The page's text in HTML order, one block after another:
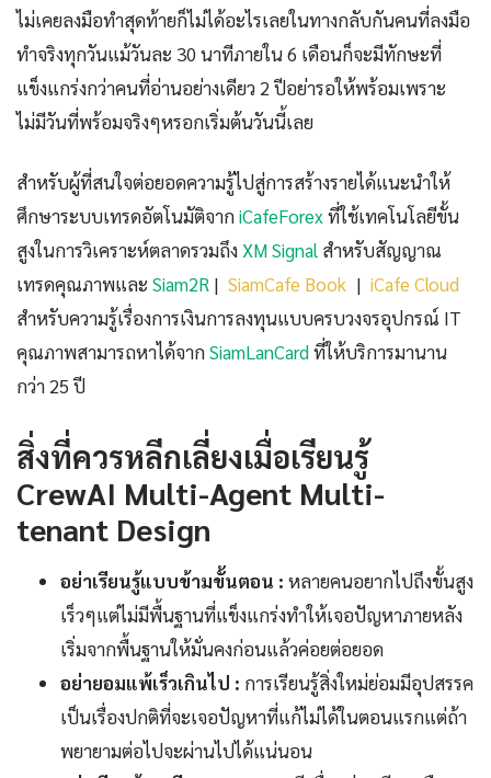
ไม่เคยลงมือทำสุดท้ายก็ไม่ได้อะไรเลยในทางกลับกันคนที่ลงมือ
ทำจริงทุกวันแม้วันละ 30 นาทีภายใน 6 เดือนก็จะมีทักษะที่
แข็งแกร่งกว่าคนที่อ่านอย่างเดียว 2 ปีอย่ารอให้พร้อมเพราะ
ไม่มีวันที่พร้อมจริงๆหรอกเริ่มต้นวันนี้เลย
สำหรับผู้ที่สนใจต่อยอดความรู้ไปสู่การสร้างรายได้แนะนำให้
ศึกษาระบบเทรดอัตโนมัติจากiCafeForex ที่ใช้เทคโนโลยีขั้น
สูงในการวิเคราะห์ตลาดรวมถึง XM Signal สำหรับสัญญาณ
เทรดคุณภาพและ Siam2R | SiamCafe Book | iCafe Cloud
สำหรับความรู้เรื่องการเงินการลงทุนแบบครบวงจรอุปกรณ์ IT
คุณภาพสามารถหาได้จากSiamLanCardที่ให้บริการมานาน
กว่า 25 ปี
สิ่งที่ควรหลีกเลี่ยงเมื่อเรียนรู้
CrewAI Multi-Agent Multi-
tenant Design
อย่าเรียนรู้แบบข้ามขั้นตอน : หลายคนอยากไปถึงขั้นสูง
เร็วๆแต่ไม่มีพื้นฐานที่แข็งแกร่งทำให้เจอปัญหาภายหลัง
เริ่มจากพื้นฐานให้มั่นคงก่อนแล้วค่อยต่อยอด
อย่ายอมแพ้เร็วเกินไป : การเรียนรู้สิ่งใหม่ย่อมมีอุปสรรค
เป็นเรื่องปกติที่จะเจอปัญหาที่แก้ไม่ได้ในตอนแรกแต่ถ้า
พยายามต่อไปจะผ่านไปได้แน่นอน